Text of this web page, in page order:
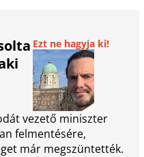
Ezt ne hagyja ki!
vezető miniszter
felmentésére,
már megszüntették.